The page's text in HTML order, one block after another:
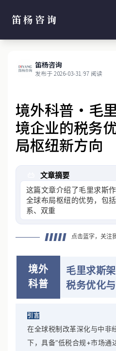
笛杨咨询
笛杨咨询
发布于 2026-03-31/97 阅读
境外科普·毛
境企业的税务
局枢纽新方向
文章摘要
这篇文章介绍了毛里求斯
全球布局枢纽的优势，包
系、双重征税协定网络、外
点击蓝字，关注
境外
科普
毛里求斯
税务优化
引言
在全球税制改革深化与中非
下，具备“低税合规+市场通